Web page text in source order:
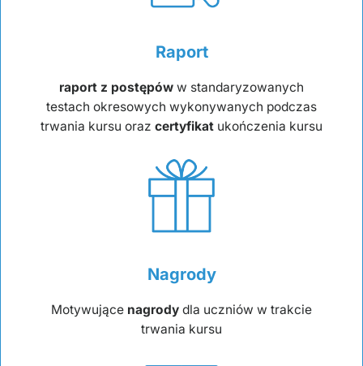
Raport
raport z postępów w standaryzowanych
testach okresowych wykonywanych podczas
trwania kursu oraz certyfikat ukończenia kursu
Nagrody
Motywujące nagrody dla uczniów w trakcie
trwania kursu